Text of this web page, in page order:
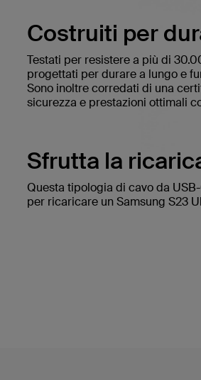
Costruiti per
Testati per resistere a più di
progettati per durare a lungo e
Sono inoltre corredati di una
sicurezza e prestazioni ottimali
Sfrutta la
Questa tipologia di cavo da
per ricaricare un Samsung S23